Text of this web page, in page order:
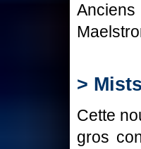
>
Cette
gros